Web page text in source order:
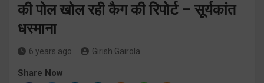
की पोल खोल रही कैग की रिपोर्ट – सूर्यकांत
धस्माना
6 years ago Girish Gairola
Share Now